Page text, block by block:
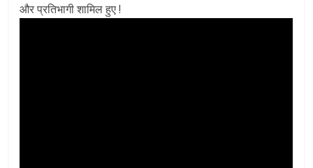
और प्रतिभागी शामिल हुए !